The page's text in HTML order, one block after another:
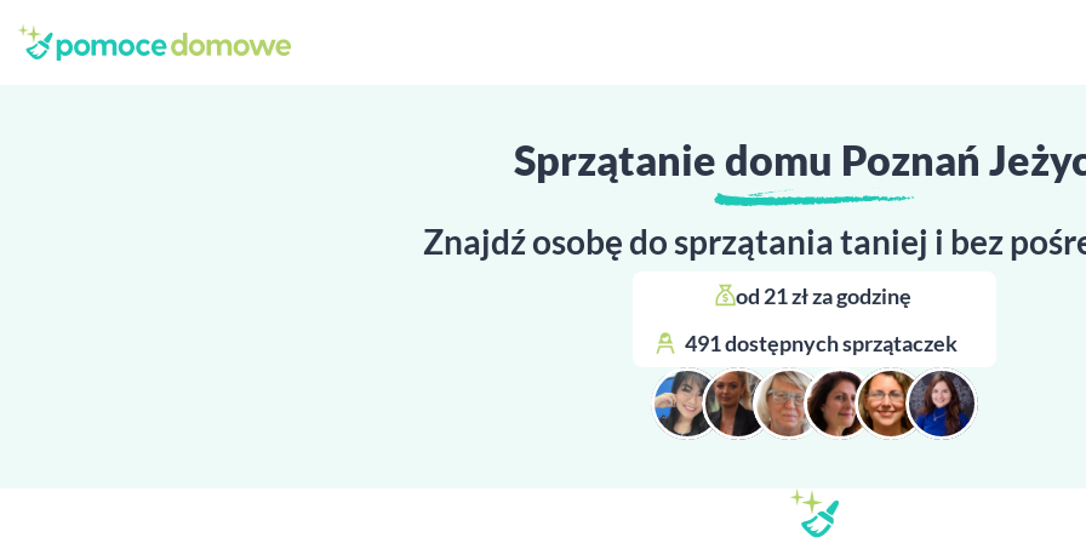
Sprzątanie domu Poznań
Znajdź osobę do sprzątania taniej i bez
od 21 zł za godzinę
491 dostępnych sprzątaczek